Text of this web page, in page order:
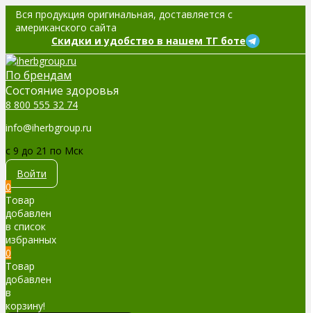
Вся продукция оригинальная, доставляется с
американского сайта
Скидки и удобство в нашем ТГ боте
По брендам
Cостояние здоровья
8 800 555 32 74
info@iherbgroup.ru
c 9 до 21 по Мск
Войти
0
Товар
добавлен
в список
избранных
0
Товар
добавлен
в
корзину!